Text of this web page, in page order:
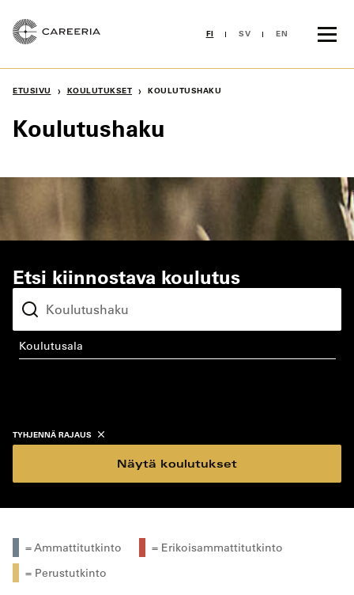
sisältöön
FI SV EN
ETUSIVU › KOULUTUKSET › KOULUTUSHAKU
Koulutushaku
Etsi kiinnostava koulutus
koulutusala
TYHJENNÄ RAJAUS
Näytä koulutukset
= Ammattitutkinto
= Erikoisammattitutkinto
= Perustutkinto